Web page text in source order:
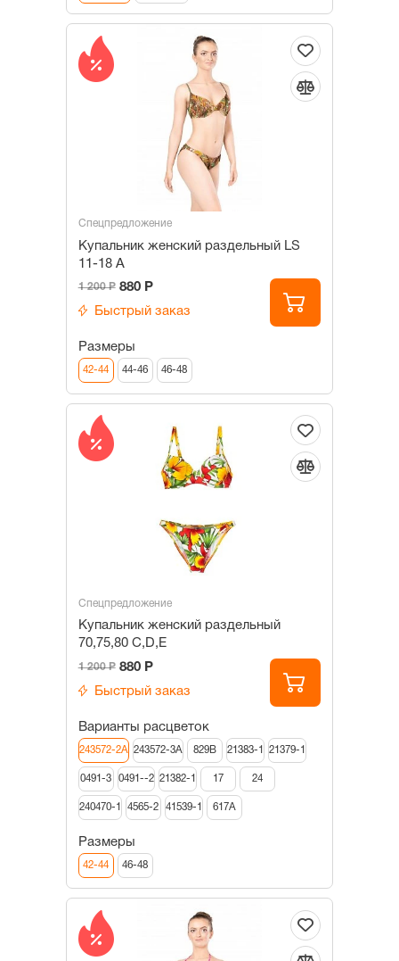
Спецпредложение
Купальник женский раздельный LS
11-18 A
1 200 Р 880 Р
Быстрый заказ
Размеры
42-44 44-46 46-48
Спецпредложение
Купальник женский раздельный
70,75,80 C,D,E
1 200 Р 880 Р
Быстрый заказ
Варианты расцветок
243572-2A 243572-3A 829B 21383-1 21379-1
0491-3 0491--2 21382-1 17 24
240470-1 4565-2 41539-1 617А
Размеры
42-44 46-48